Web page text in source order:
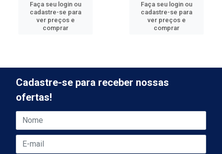
Faça seu login ou
cadastre-se para
ver preços e
comprar
Faça seu login ou
cadastre-se para
ver preços e
comprar
Cadastre-se para receber nossas
ofertas!